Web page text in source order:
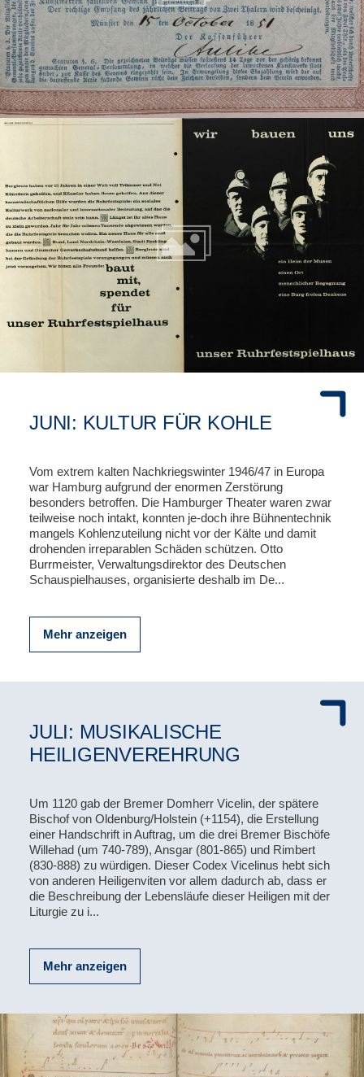
JUNI: KULTUR FÜR KOHLE
Vom extrem kalten Nachkriegswinter 1946/47 in Europa
war Hamburg aufgrund der enormen Zerstörung
besonders betroffen. Die Hamburger Theater waren zwar
teilweise noch intakt, konnten je-doch ihre Bühnentechnik
mangels Kohlenzuteilung nicht vor der Kälte und damit
drohenden irreparablen Schäden schützen. Otto
Burrmeister, Verwaltungsdirektor des Deutschen
Schauspielhauses, organisierte deshalb im De...
Mehr anzeigen
JULI: MUSIKALISCHE
HEILIGENVEREHRUNG
Um 1120 gab der Bremer Domherr Vicelin, der spätere
Bi­schof von Oldenburg/Holstein (+1154), die Erstellung
einer Handschrift in Auftrag, um die drei Bremer Bischöfe
Willehad (um 740-789), Ansgar (801-865) und Rimbert
(830-888) zu würdigen. Dieser Codex Vicelinus hebt sich
von anderen Heiligenviten vor allem dadurch ab, dass er
die Beschreibung der Lebensläufe dieser Heiligen mit der
Liturgie zu i...
Mehr anzeigen